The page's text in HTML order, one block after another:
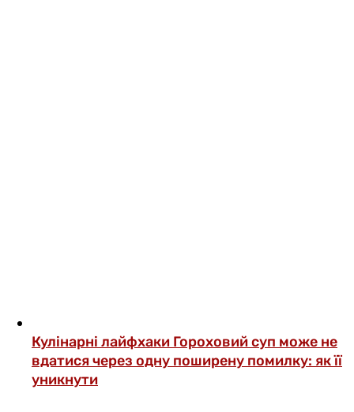
Кулінарні лайфхаки Гороховий суп може не
вдатися через одну поширену помилку: як її
уникнути